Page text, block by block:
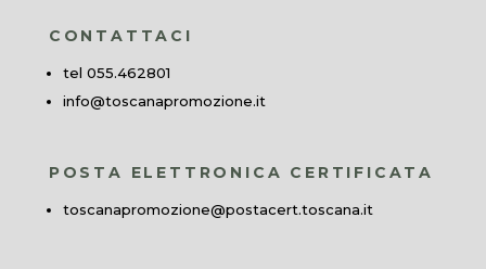
CONTATTACI
tel 055.462801
info@toscanapromozione.it
POSTA ELETTRONICA CERTIFICATA
toscanapromozione@postacert.toscana.it